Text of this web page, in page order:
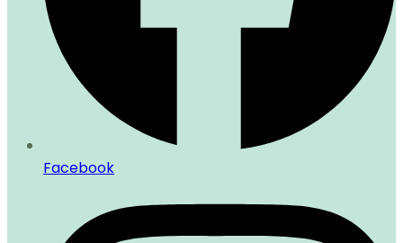
Facebook